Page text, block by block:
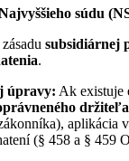
súdu
subsidiárnej
.
úpravy: Ak existuje
aplikácia
(§ 458 a § 459